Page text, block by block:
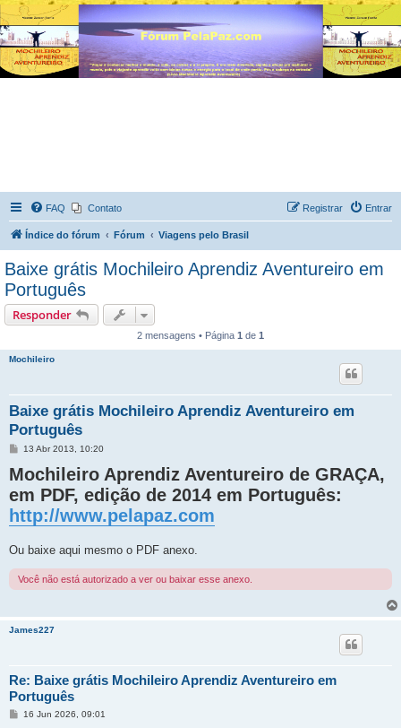
FAQ Contato Entrar
Registrar
Índice do fórum Fórum Viagens pelo Brasil
Baixe grátis Mochileiro Aprendiz Aventureiro em
Português
Responder
2 mensagens • Página 1 de 1
Mochileiro
Baixe grátis Mochileiro Aprendiz Aventureiro em
Português
M
n
s
a
g
e
m
13 Abr 2013, 10:20
Mochileiro Aprendiz Aventureiro de GRAÇA,
em PDF, edição de 2014 em Português:
http://www.pelapaz.com
Ou baixe aqui mesmo o PDF anexo.
Você não está autorizado a ver ou baixar esse anexo.
James227
Re: Baixe grátis Mochileiro Aprendiz Aventureiro em
Português
M16 Jun 2026, 09:01